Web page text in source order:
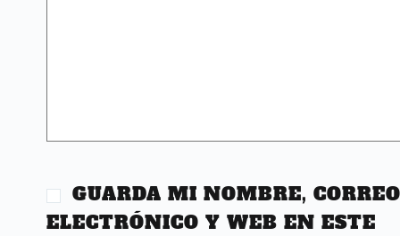
GUARDA MI NOMBRE, CORREO
ELECTRÓNICO Y WEB EN ESTE